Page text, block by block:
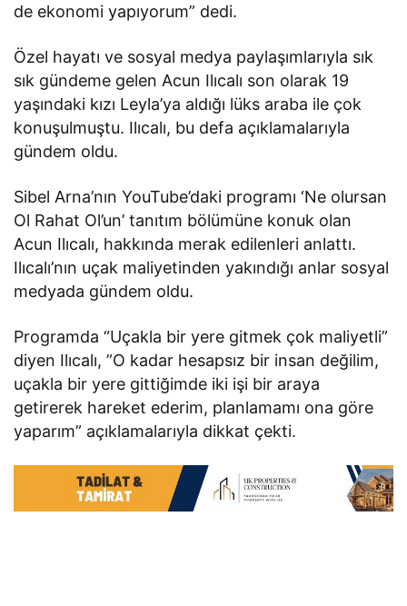
de ekonomi yapıyorum” dedi.
Özel hayatı ve sosyal medya paylaşımlarıyla sık
sık gündeme gelen Acun Ilıcalı son olarak 19
yaşındaki kızı Leyla’ya aldığı lüks araba ile çok
konuşulmuştu. Ilıcalı, bu defa açıklamalarıyla
gündem oldu.
Sibel Arna’nın YouTube’daki programı ‘Ne olursan
Ol Rahat Ol’un’ tanıtım bölümüne konuk olan
Acun Ilıcalı, hakkında merak edilenleri anlattı.
Ilıcalı’nın uçak maliyetinden yakındığı anlar sosyal
medyada gündem oldu.
Programda “Uçakla bir yere gitmek çok maliyetli”
diyen Ilıcalı, ”O kadar hesapsız bir insan değilim,
uçakla bir yere gittiğimde iki işi bir araya
getirerek hareket ederim, planlamamı ona göre
yaparım” açıklamalarıyla dikkat çekti.